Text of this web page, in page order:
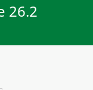
26.2